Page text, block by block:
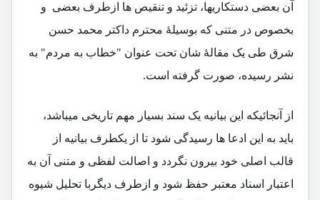
آن بعضی دستکاریها، تزئید و تنقیص ها ازطرف بعضی و
بخصوص در متنی که بوسیلۀ محترم داکتر محمد حسن
شرق طی یک مقالۀ شان تحت عنوان "خطاب به مردم" به
نشر رسیده، صورت گرفته است.
از آنجائیکه این بیانیه یک سند بسیار مهم تاریخی میباشد،
باید به این ادعا ها رسیدگی شود تا از یکطرف بیانیه از
قالب اصلی خود بیرون نگردد و اصالت لفظی و متنی آن به
اعتبار اسناد معتبر حفظ شود و ازطرف دیگربا تحلیل شیوه